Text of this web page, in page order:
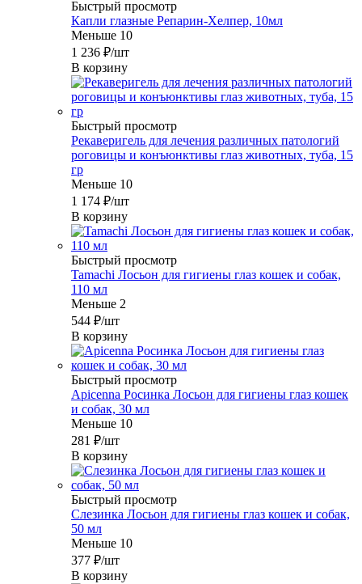
Быстрый просмотр
Капли глазные Репарин-Хелпер, 10мл
Меньше 10
1 236 ₽/шт
В корзину
Быстрый просмотр
Рекаверигель для лечения различных патологий
роговицы и конъюнктивы глаз животных, туба, 15
гр
Меньше 10
1 174 ₽/шт
В корзину
Быстрый просмотр
Tamachi Лосьон для гигиены глаз кошек и собак,
110 мл
Меньше 2
544 ₽/шт
В корзину
Быстрый просмотр
Apicenna Росинка Лосьон для гигиены глаз кошек
и собак, 30 мл
Меньше 10
281 ₽/шт
В корзину
Быстрый просмотр
Слезинка Лосьон для гигиены глаз кошек и собак,
50 мл
Меньше 10
377 ₽/шт
В корзину